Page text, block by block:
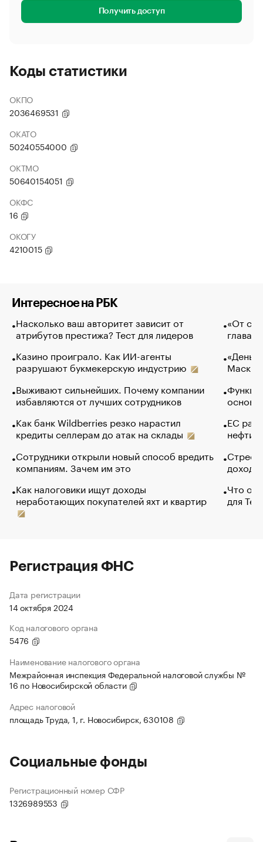
Получить доступ
Коды статистики
ОКПО
2036469531
ОКАТО
50240554000
ОКТМО
50640154051
ОКФС
16
ОКОГУ
4210015
Интересное на РБК
Насколько ваш авторитет зависит от
атрибутов престижа? Тест для лидеров
Казино проиграло. Как ИИ-агенты
разрушают букмекерскую индустрию
Выживают сильнейших. Почему компании
избавляются от лучших сотрудников
Как банк Wildberries резко нарастил
кредиты селлерам до атак на склады
Сотрудники открыли новый способ вредить
компаниям. Зачем им это
Как налоговики ищут доходы
неработающих покупателей яхт и квартир
«От
глава
Маск в
основ
ЕС
нефти
Что
для
Регистрация ФНС
Дата регистрации
14 октября 2024
Код налогового органа
5476
Наименование налогового органа
Межрайонная инспекция Федеральной налоговой службы №
16 по Новосибирской области
Адрес налоговой
площадь Труда, 1, г. Новосибирск, 630108
Социальные фонды
Регистрационный номер СФР
1326989553